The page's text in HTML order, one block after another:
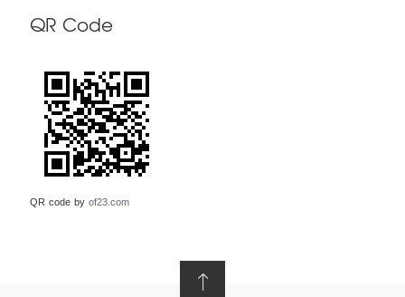
QR Code
QR code by of23.com